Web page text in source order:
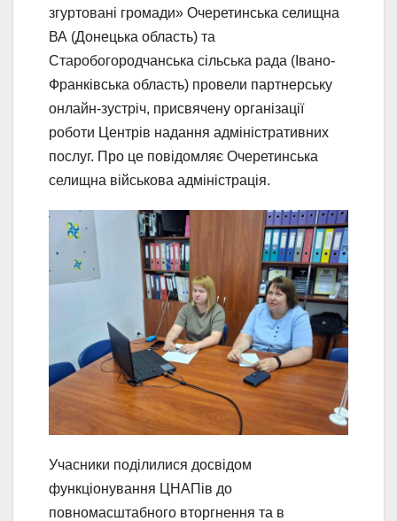
згуртовані громади» Очеретинська селищна
ВА (Донецька область) та
Старобогородчанська сільська рада (Івано-
Франківська область) провели партнерську
онлайн-зустріч, присвячену організації
роботи Центрів надання адміністративних
послуг. Про це повідомляє Очеретинська
селищна військова адміністрація.
Учасники поділилися досвідом
функціонування ЦНАПів до
повномасштабного вторгнення та в